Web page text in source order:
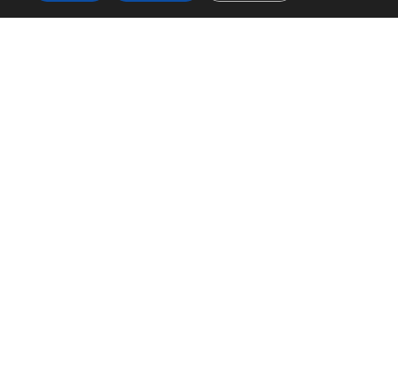
Akárköltözésről, nagytakarításról, pince- vagy